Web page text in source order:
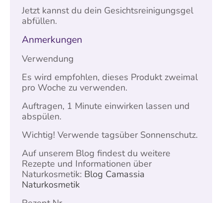
Jetzt kannst du dein Gesichtsreinigungsgel
abfüllen.
Anmerkungen
Verwendung
Es wird empfohlen, dieses Produkt zweimal
pro Woche zu verwenden.
Auftragen, 1 Minute einwirken lassen und
abspülen.
Wichtig! Verwende tagsüber Sonnenschutz.
Auf unserem Blog findest du weitere
Rezepte und Informationen über
Naturkosmetik: Blog Camassia
Naturkosmetik